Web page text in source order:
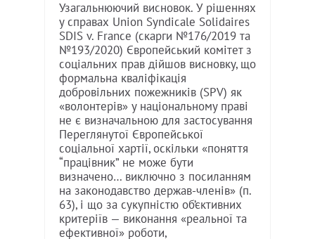
Узагальнюючий висновок. У рішеннях
у справах Union Syndicale Solidaires
SDIS v. France (скарги №176/2019 та
№193/2020) Європейський комітет з
соціальних прав дійшов висновку, що
формальна кваліфікація
добровільних пожежників (SPV) як
«волонтерів» у національному праві
не є визначальною для застосування
Переглянутої Європейської
соціальної хартії, оскільки «поняття
“працівник” не може бути
визначено… виключно з посиланням
на законодавство держав-членів» (п.
63), і що за сукупністю об’єктивних
критеріїв — виконання «реальної та
ефективної» роботи,